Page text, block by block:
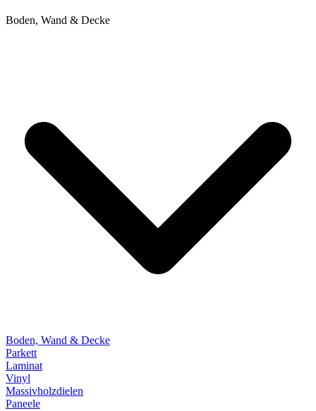
Boden, Wand & Decke
Boden, Wand & Decke
Parkett
Laminat
Vinyl
Massivholzdielen
Paneele